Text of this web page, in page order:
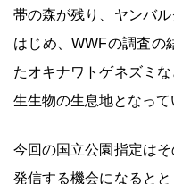
帯の森が残り、ヤンバ
はじめ、WWFの調査の
たオキナワトゲネズミ
生生物の生息地となって
今回の国立公園指定は
発信する機会になると